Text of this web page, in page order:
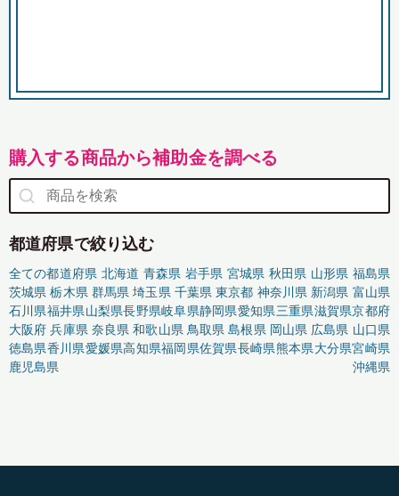
購入する商品から補助金を調べる
都道府県で絞り込む
全ての都道府県 北海道 青森県 岩手県 宮城県 秋田県 山形県 福島県
茨城県 栃木県 群馬県 埼玉県 千葉県 東京都 神奈川県 新潟県 富山県
石川県福井県山梨県長野県岐阜県静岡県愛知県三重県滋賀県京都府
大阪府 兵庫県 奈良県 和歌山県 鳥取県 島根県 岡山県 広島県 山口県
徳島県香川県愛媛県高知県福岡県佐賀県長崎県熊本県大分県宮崎県
鹿児島県
沖縄県